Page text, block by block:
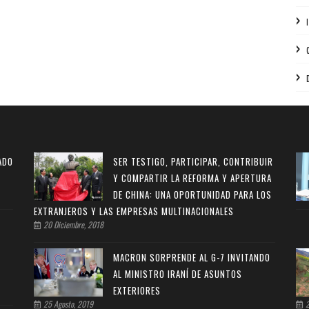
SER TESTIGO, PARTICIPAR, CONTRIBUIR
Y COMPARTIR LA REFORMA Y APERTURA
DE CHINA: UNA OPORTUNIDAD PARA LOS
EXTRANJEROS Y LAS EMPRESAS MULTINACIONALES
20 Diciembre, 2018
MACRON SORPRENDE AL G-7 INVITANDO
AL MINISTRO IRANÍ DE ASUNTOS
EXTERIORES
25 Agosto, 2019